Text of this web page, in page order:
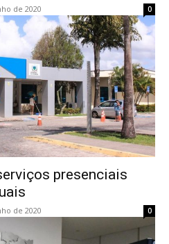
de 2020 0
presenciais
de 2020 0